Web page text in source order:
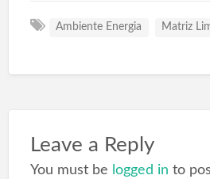
Ambiente Energia Matriz
Leave a Reply
You must be logged in to